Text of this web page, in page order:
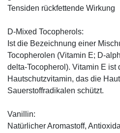
Tensiden rückfettende Wirkung
D-Mixed Tocopherols:
Ist die Bezeichnung einer
Tocopherolen (Vitamin E; D-
delta-Tocopherol). Vitamin E ist
Hautschutzvitamin, das die
Sauerstoffradikalen schützt.
Vanillin:
Natürlicher Aromastoff,